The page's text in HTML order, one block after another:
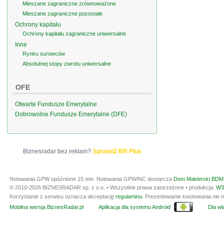
Mieszane zagraniczne zrównoważone
Mieszane zagraniczne pozostałe
Ochrony kapitału
Ochrony kapitału zagraniczne uniwersalne
Inne
Rynku surowców
Absolutnej stopy zwrotu uniwersalne
OFE
Otwarte Fundusze Emerytalne
Dobrowolne Fundusze Emerytalne (DFE)
Biznesradar bez reklam? Sprawdź BR Plus
Notowania GPW opóźnione 15 min. Notowania GPW/NC dostarcza Dom Maklerski
© 2010-2026 BIZNESRADAR sp. z o.o. • Wszystkie prawa zastrzeżone • produkcja:
Korzystanie z serwisu oznacza akceptację regulaminu . Prezentowanie kwotowania
Mobilna wersja BiznesRadar.pl
Aplikacja dla systemu Android Dla